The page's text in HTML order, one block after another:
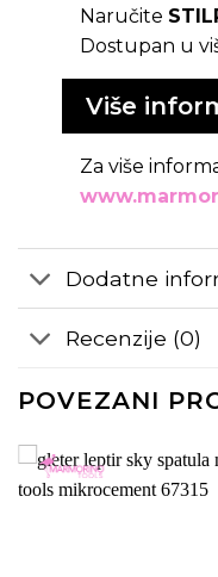
Naručite
Dostupan u
Više
Za više
Dodatne
Recenzije (0)
POVEZANI